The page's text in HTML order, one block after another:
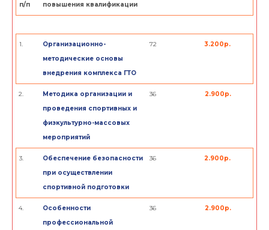
п/п
повышения квалификации
1.
Организационно-
методические основы
внедрения комплекса ГТО
72 3.200р.
2.
Методика организации и
проведения спортивных и
физкультурно-массовых
мероприятий
36 2.900р.
3.
Обеспечение безопасности
при осуществлении
спортивной подготовки
36 2.900р.
4.
Особенности
профессиональной
36 2.900р.